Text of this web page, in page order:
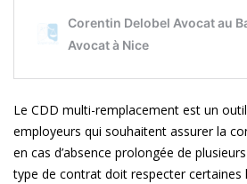
Le CDD multi-remplacement est un
employeurs qui souhaitent assurer la
en cas d’absence prolongée de
type de contrat doit respecter certaines